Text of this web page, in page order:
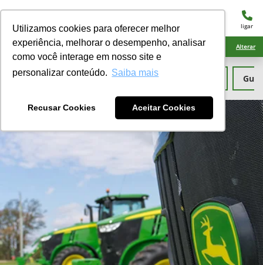
Utilizamos cookies para oferecer melhor
experiência, melhorar o desempenho, analisar
como você interage em nosso site e
personalizar conteúdo. Saiba mais
Recusar Cookies Aceitar Cookies
menu ligar
Ciarama Máquinas Amambai Alterar
Peças
John Deere Fidelidade